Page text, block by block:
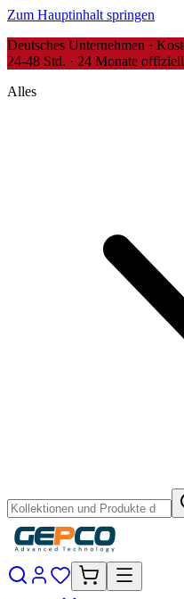
Zum Hauptinhalt springen
Deutsches Unternehmen ·
24-48 Std. · 24 Monate
Alles